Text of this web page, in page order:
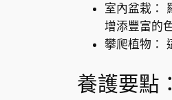
室內盆栽：
增添豐富的
攀爬植物：
養護要點：